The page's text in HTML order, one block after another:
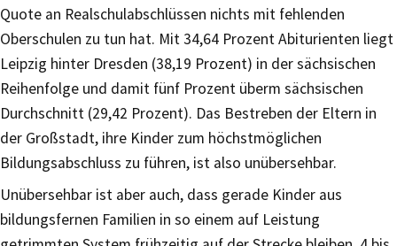
Quote an Realschulabschlüssen nichts mit fehlenden
Oberschulen zu tun hat. Mit 34,64 Prozent Abiturienten liegt
Leipzig hinter Dresden (38,19 Prozent) in der sächsischen
Reihenfolge und damit fünf Prozent überm sächsischen
Durchschnitt (29,42 Prozent). Das Bestreben der Eltern in
der Großstadt, ihre Kinder zum höchstmöglichen
Bildungsabschluss zu führen, ist also unübersehbar.
Unübersehbar ist aber auch, dass gerade Kinder aus
bildungsfernen Familien in so einem auf Leistung